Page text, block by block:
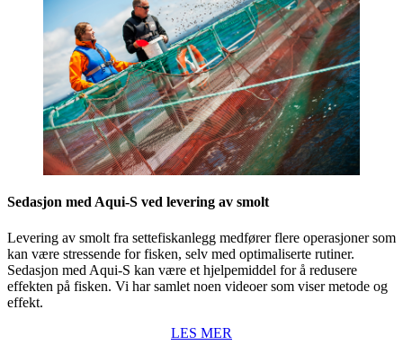
Sedasjon med Aqui-S ved levering av smolt
Levering av smolt fra settefiskanlegg medfører flere operasjoner som
kan være stressende for fisken, selv med optimaliserte rutiner.
Sedasjon med Aqui-S kan være et hjelpemiddel for å redusere
effekten på fisken. Vi har samlet noen videoer som viser metode og
effekt.
LES MER